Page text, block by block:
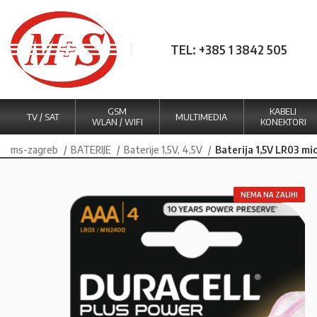
TEL: +385 1 3842 505
TV / SAT
GSM
WLAN / WIFI
MULTIMEDIA
KABELI
KONEKTORI
ms-zagreb BATERIJE Baterije 1,5V, 4,5V Baterija 1,5V LR03
NEMA NA ZALIHI